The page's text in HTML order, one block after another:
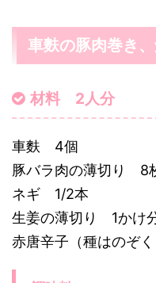
車麩の豚肉巻き
材料 2人分
車麩 4個
豚バラ肉の薄切
ネギ 1/2本
生姜の薄切り 1か
赤唐辛子（種はのぞ